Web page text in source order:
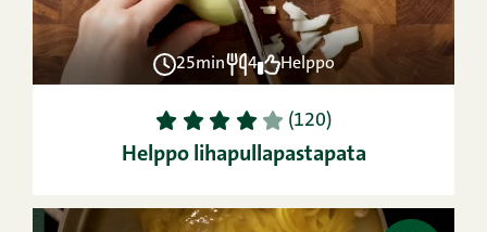
25min 4 Helppo
1 2 3 4 5 (120)
Helppo lihapullapastapata